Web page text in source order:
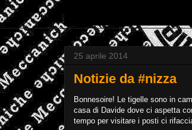
25 aprile 2014
Notizie da #nizza
Bonnesoire! Le tigelle sono in
casa di Davide dove ci aspetta
tempo per visitare i posti ci